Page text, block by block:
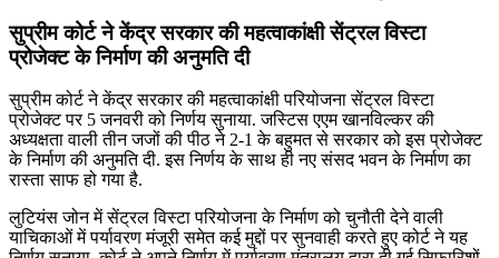
सुप्रीम कोर्ट ने केंद्र सरकार की महत्वाकांक्षी सेंट्रल विस्टा
प्रोजेक्ट के निर्माण की अनुमति दी
सुप्रीम कोर्ट ने केंद्र सरकार की महत्वाकांक्षी परियोजना सेंट्रल विस्टा
प्रोजेक्ट पर 5 जनवरी को निर्णय सुनाया. जस्टिस एएम खानविल्कर की
अध्यक्षता वाली तीन जजों की पीठ ने 2-1 के बहुमत से सरकार को इस प्रोजेक्ट
के निर्माण की अनुमति दी. इस निर्णय के साथ ही नए संसद भवन के निर्माण का
रास्ता साफ हो गया है.
लुटियंस जोन में सेंट्रल विस्टा परियोजना के निर्माण को चुनौती देने वाली
याचिकाओं में पर्यावरण मंजूरी समेत कई मुद्दों पर सुनवाही करते हुए कोर्ट ने यह